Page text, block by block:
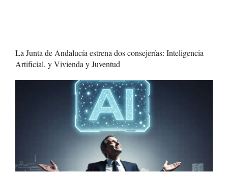
La Junta de Andalucía estrena dos consejerías: Inteligencia
Artificial, y Vivienda y Juventud